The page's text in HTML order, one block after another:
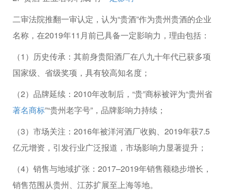
二审法院推翻一审认定，认为“贵酒”作为贵州贵酒的企业
名称，在2019年11月前已具备一定影响力，理由包括：
（1）历史传承：其前身贵阳酒厂在八九十年代已获多项
国家级、省级奖项，具有较高知名度；
（2）品牌延续：2010年改制后，“贵”商标被评为“贵州省
著名商标”“贵州老字号”，品牌影响力持续；
（3）市场关注：2016年被洋河酒厂收购、2019年获7.5
亿元增资，引发行业广泛报道，市场影响力显著提升；
（4）销售与地域扩张：2017–2019年销售额稳步增长，
销售范围从贵州、江苏扩展至上海等地。